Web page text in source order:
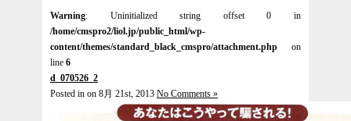
Warning: Uninitialized string offset 0 in
/home/cmspro2/liol.jp/public_html/wp-
content/themes/standard_black_cmspro/attachment.php on
line 6
d_070526_2
Posted in on 8月 21st, 2013 No Comments »